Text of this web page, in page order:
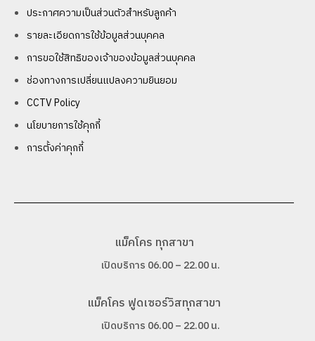
ประกาศความเป็นส่วนตัวสำหรับลูกค้า
รายละเอียดการใช้ข้อมูลส่วนบุคคล
การขอใช้สิทธิของเจ้าของข้อมูลส่วนบุคคล
ช่องทางการเปลี่ยนแปลงความยินยอม
CCTV Policy
นโยบายการใช้คุกกี้
การตั้งค่าคุกกี้
แม็คโคร ทุกสาขา
เปิดบริการ 06.00 – 22.00 น.
แม็คโคร ฟูดเซอร์วิสทุกสาขา
เปิดบริการ 06.00 – 22.00 น.